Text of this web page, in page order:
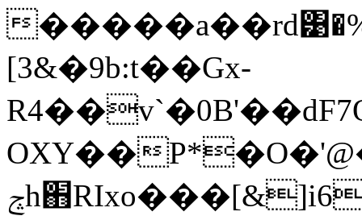
[3&�9b:t��Gx-
OXY��
ݘh֋RIxo���[&]i6�g�����ĥQí